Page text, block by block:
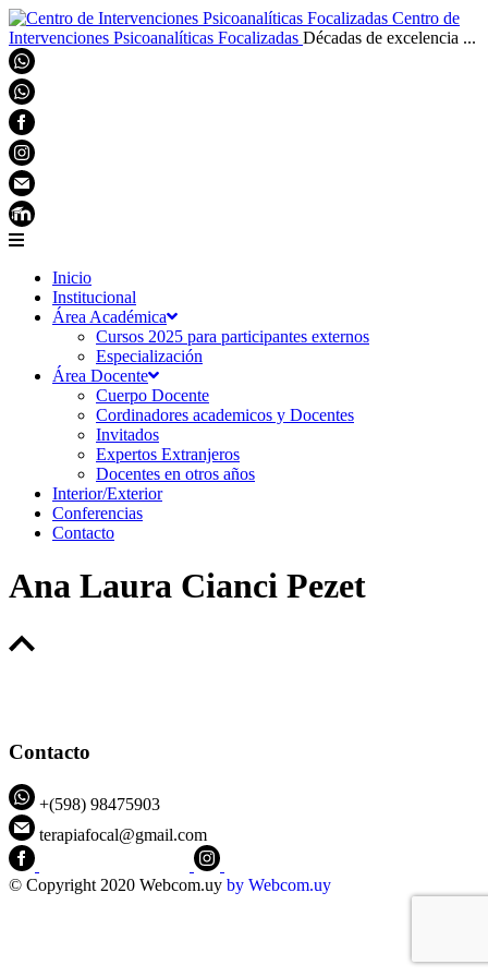
Centro de
Intervenciones Psicoanalíticas Focalizadas Décadas de excelencia ...
Inicio
Institucional
Área Académica
Cursos 2025 para participantes externos
Especialización
Área Docente
Cuerpo Docente
Cordinadores academicos y Docentes
Invitados
Expertos Extranjeros
Docentes en otros años
Interior/Exterior
Conferencias
Contacto
Ana Laura Cianci Pezet
Contacto
+(598) 98475903
terapiafocal@gmail.com
© Copyright 2020 Webcom.uy by Webcom.uy